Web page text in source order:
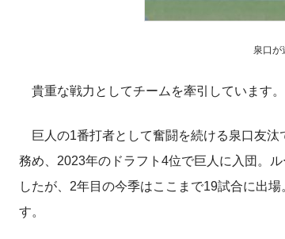
泉口が
貴重な戦力としてチームを牽引しています。
巨人の1番打者として奮闘を続ける泉口友汰
務め、2023年のドラフト4位で巨人に入団。
したが、2年目の今季はここまで19試合に出
す。